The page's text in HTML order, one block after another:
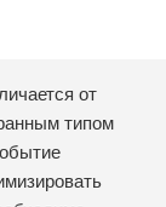
от
типом